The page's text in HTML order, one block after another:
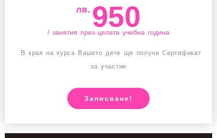
лв. 950
/ занятия през цялата учебна година
В края на курса Вашето дете ще получи Сертификат
за участие
Записване!